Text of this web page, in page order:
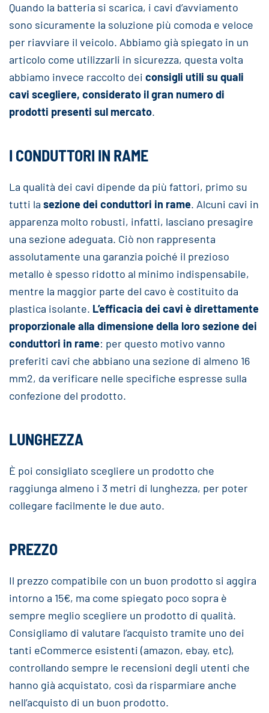
Quando la batteria si scarica, i cavi d’avviamento
sono sicuramente la soluzione più comoda e veloce
per riavviare il veicolo. Abbiamo già spiegato in un
articolo come utilizzarli in sicurezza, questa volta
abbiamo invece raccolto dei consigli utili su quali
cavi scegliere, considerato il gran numero di
prodotti presenti sul mercato.
I CONDUTTORI IN RAME
La qualità dei cavi dipende da più fattori, primo su
tutti la sezione dei conduttori in rame. Alcuni cavi in
apparenza molto robusti, infatti, lasciano presagire
una sezione adeguata. Ciò non rappresenta
assolutamente una garanzia poiché il prezioso
metallo è spesso ridotto al minimo indispensabile,
mentre la maggior parte del cavo è costituito da
plastica isolante. L’efficacia dei cavi è direttamente
proporzionale alla dimensione della loro sezione dei
conduttori in rame: per questo motivo vanno
preferiti cavi che abbiano una sezione di almeno 16
mm2, da verificare nelle specifiche espresse sulla
confezione del prodotto.
LUNGHEZZA
È poi consigliato scegliere un prodotto che
raggiunga almeno i 3 metri di lunghezza, per poter
collegare facilmente le due auto.
PREZZO
Il prezzo compatibile con un buon prodotto si aggira
intorno a 15€, ma come spiegato poco sopra è
sempre meglio scegliere un prodotto di qualità.
Consigliamo di valutare l’acquisto tramite uno dei
tanti eCommerce esistenti (amazon, ebay, etc),
controllando sempre le recensioni degli utenti che
hanno già acquistato, così da risparmiare anche
nell’acquisto di un buon prodotto.